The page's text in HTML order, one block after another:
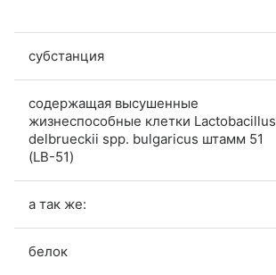
субстанция
содержащая высушенные
жизнеспособные клетки Lactobacillus
delbrueckii spp. bulgaricus штамм 51
(LB-51)
а так же:
белок